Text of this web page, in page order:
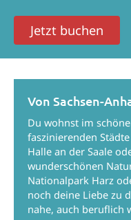
Jetzt buchen
Von Sachsen-
Du wohnst im
faszinierenden
Halle an der Saale
wunderschönen
Nationalpark Harz
noch deine Liebe zu
nahe, auch beruflich